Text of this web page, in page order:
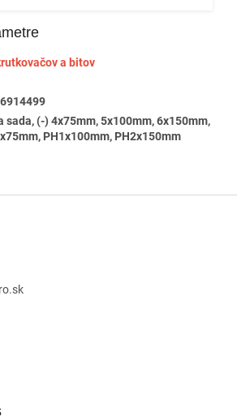
a bitov
sada, (-) 4x75mm, 5x100mm, 6x150mm,
PH1x100mm, PH2x150mm